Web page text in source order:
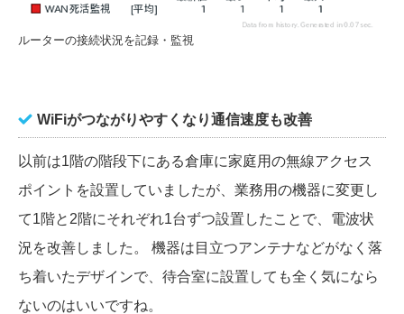
ルーターの接続状況を記録・監視
WiFiがつながりやすくなり通信速度も改善
以前は1階の階段下にある倉庫に家庭用の無線アクセス
ポイントを設置していましたが、業務用の機器に変更し
て1階と2階にそれぞれ1台ずつ設置したことで、電波状
況を改善しました。 機器は目立つアンテナなどがなく落
ち着いたデザインで、待合室に設置しても全く気になら
ないのはいいですね。